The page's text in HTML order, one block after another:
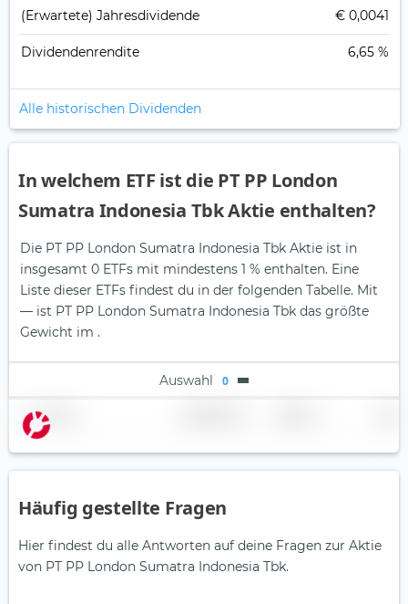
(Erwartete) Jahresdividende € 0,0041
Dividendenrendite 6,65 %
Alle historischen Dividenden
In welchem ETF ist die PT PP London
Sumatra Indonesia Tbk Aktie enthalten?
Die PT PP London Sumatra Indonesia Tbk Aktie ist in
insgesamt 0 ETFs mit mindestens 1 % enthalten. Eine
Liste dieser ETFs findest du in der folgenden Tabelle. Mit
— ist PT PP London Sumatra Indonesia Tbk das größte
Gewicht im .
Auswahl 0
Name
Häufig gestellte Fragen
Hier findest du alle Antworten auf deine Fragen zur Aktie
von PT PP London Sumatra Indonesia Tbk.